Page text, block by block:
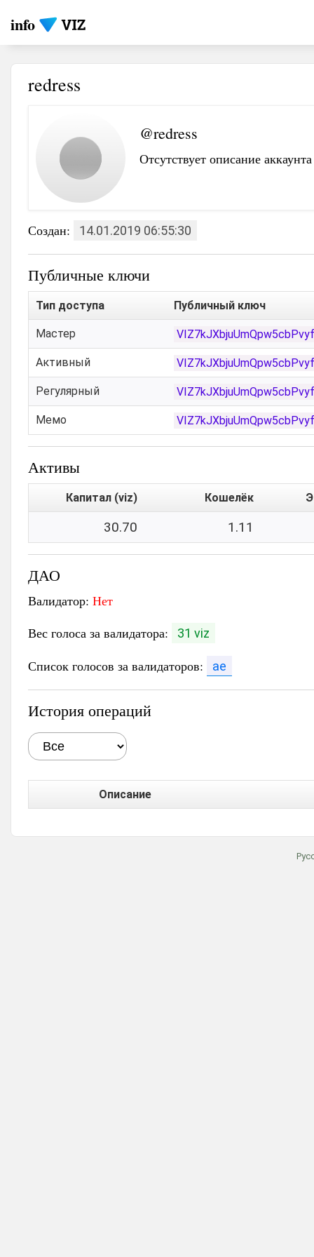
info
redress
@redress
Отсутствует описание аккаунта
Создан: 14.01.2019 06:55:30
Публичные ключи
Тип доступа Публичный ключ
Мастер
Активный
Регулярный
Мемо
Активы
Капитал (viz) Кошелёк
30.70 1.11
ДАО
Валидатор: Нет
Вес голоса за валидатора:
31 viz
Список голосов за валидаторов: ae
История операций
Описание